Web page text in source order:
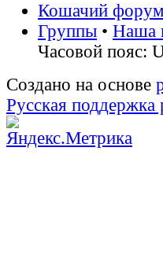
Кошачий форум
Группы • Наша
Часовой пояс:
Создано на основе
Русская поддержка